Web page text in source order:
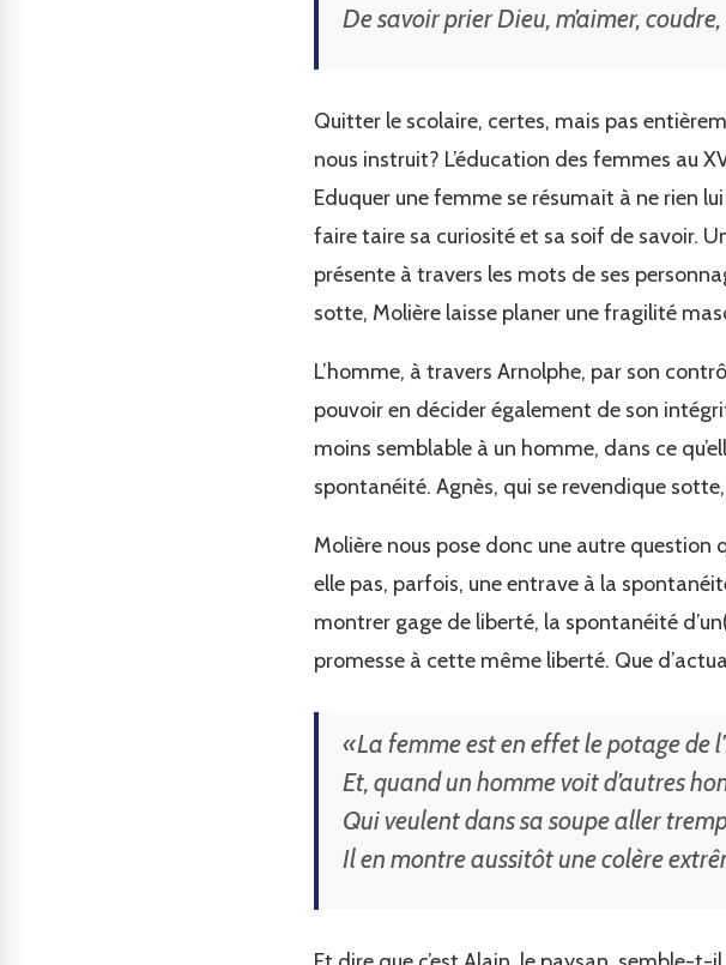
De savoir prier Dieu, m’aimer,
Quitter le scolaire, certes, mais pas
nous instruit? L’éducation des femmes au
Eduquer une femme se résumait à ne rien
faire taire sa curiosité et sa soif de savoir.
présente à travers les mots de ses
sotte, Molière laisse planer une fragilité
L’homme, à travers Arnolphe, par son
pouvoir en décider également de son
moins semblable à un homme, dans ce
spontanéité. Agnès, qui se revendique
Molière nous pose donc une autre question
elle pas, parfois, une entrave à la
montrer gage de liberté, la spontanéité
promesse à cette même liberté. Que
«La femme est en effet le potage de
Et, quand un homme voit d’autres
Qui veulent dans sa soupe aller
Il en montre aussitôt une colère